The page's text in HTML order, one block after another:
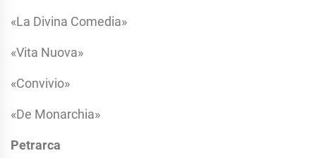
«La Divina Comedia»
«Vita Nuova»
«Convivio»
«De Monarchia»
Petrarca